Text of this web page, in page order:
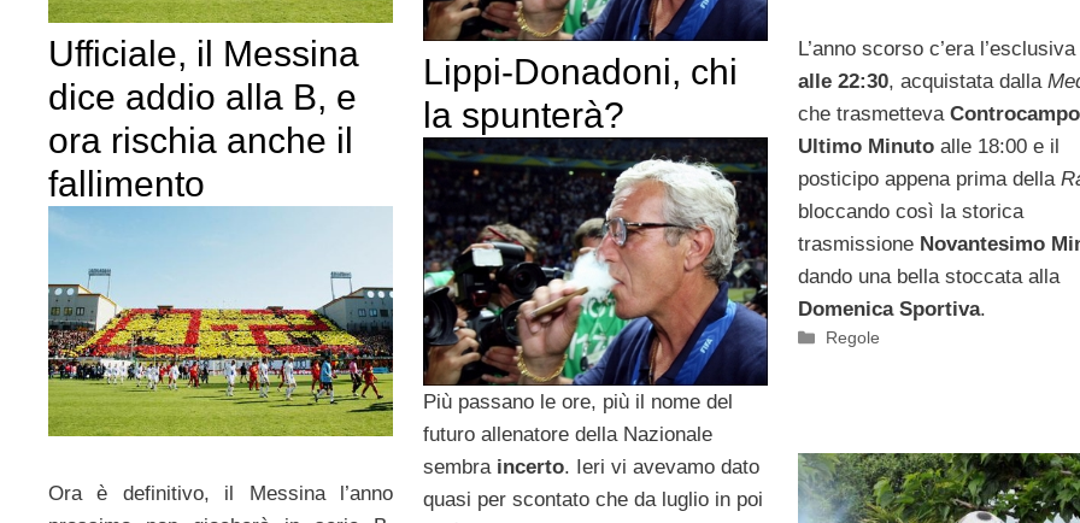
L’anno scorso c’era l’esclusiva
alle 22:30, acquistata dalla
che trasmetteva Controcampo
Ultimo Minutoalle 18:00 e il
posticipo appena prima della
bloccando così la storica
trasmissione Novantesimo
dando una bella stoccata alla
Domenica Sportiva.
Categorie
Regole
Ufficiale, il Messina
dice addio alla B, e
ora rischia anche il
fallimento
Ora è definitivo, il Messina l’anno
Lippi-Donadoni, chi
la spunterà?
Più passano le ore, più il nome del
futuro allenatore della Nazionale
sembra incerto. Ieri vi avevamo dato
quasi per scontato che da luglio in poi